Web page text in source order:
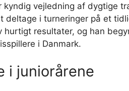
vejledning af dygtige
i turneringer på et
resultater, og han
i Danmark.
i juniorårene